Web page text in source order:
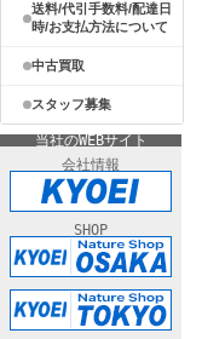
送料/代引手数料/配達日
時/お支払方法について
中古買取
スタッフ募集
当社のWEBサイト
会社情報
SHOP